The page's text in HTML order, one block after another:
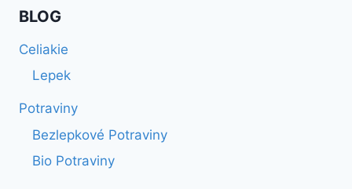
BLOG
Celiakie
Lepek
Potraviny
Bezlepkové Potraviny
Bio Potraviny